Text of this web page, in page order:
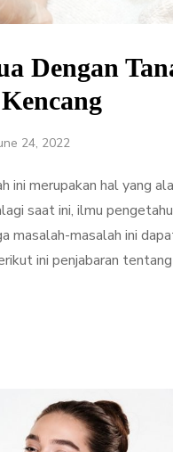
Dengan
24, 2022
ini merupakan hal yang
saat ini, ilmu
masalah-masalah ini
ini penjabaran